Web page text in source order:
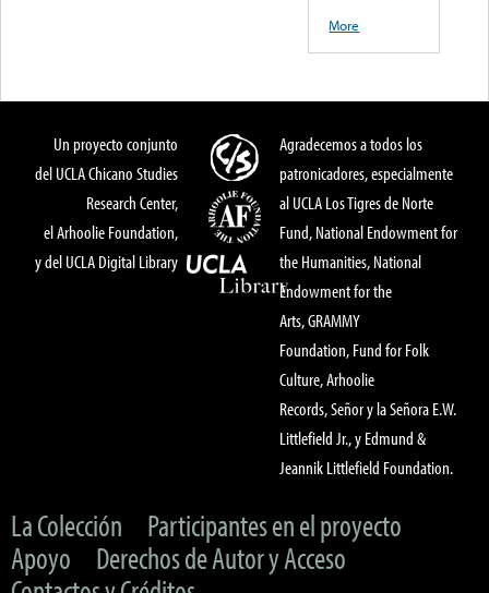
More
Un proyecto conjunto
del UCLA Chicano Studies
Research Center,
el Arhoolie Foundation,
y del UCLA Digital Library
Agradecemos a todos los
patronicadores, especialmente
al UCLA Los Tigres de Norte
Fund, National Endowment for
the Humanities, National
Endowment for the
Arts, GRAMMY
Foundation, Fund for Folk
Culture, Arhoolie
Records, Señor y la Señora E.W.
Littlefield Jr., y Edmund &
Jeannik Littlefield Foundation.
La Colección
Participantes en el proyecto
Apoyo
Derechos de Autor y Acceso